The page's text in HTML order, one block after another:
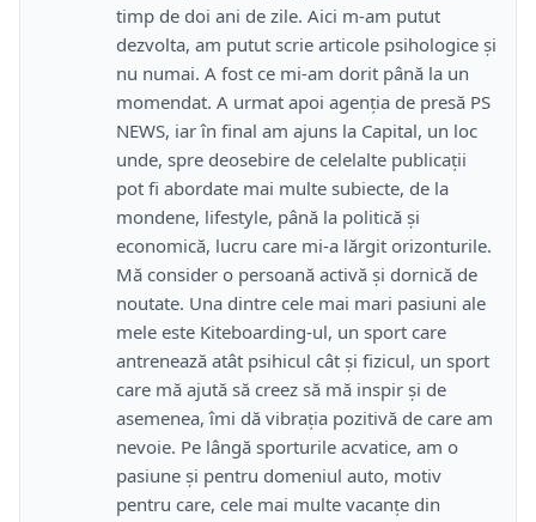
timp de doi ani de zile. Aici m-am putut
dezvolta, am putut scrie articole psihologice și
nu numai. A fost ce mi-am dorit până la un
momendat. A urmat apoi agenția de presă PS
NEWS, iar în final am ajuns la Capital, un loc
unde, spre deosebire de celelalte publicații
pot fi abordate mai multe subiecte, de la
mondene, lifestyle, până la politică și
economică, lucru care mi-a lărgit orizonturile.
Mă consider o persoană activă și dornică de
noutate. Una dintre cele mai mari pasiuni ale
mele este Kiteboarding-ul, un sport care
antrenează atât psihicul cât și fizicul, un sport
care mă ajută să creez să mă inspir și de
asemenea, îmi dă vibrația pozitivă de care am
nevoie. Pe lângă sporturile acvatice, am o
pasiune și pentru domeniul auto, motiv
pentru care, cele mai multe vacanțe din